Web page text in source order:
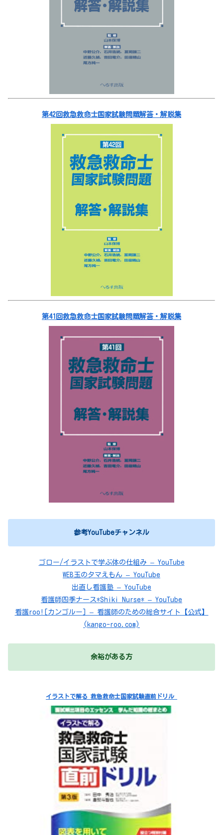
第42回救急救命士国家試験問題解答・解説集
第41回救急救命士国家試験問題解答・解説集
参考YouTubeチャンネル
ゴロー/イラストで学ぶ体の仕組み – YouTube
WEB玉のタマえもん – YouTube
出直し看護塾 – YouTube
看護師四季ナース*Shiki Nurse* – YouTube
看護roo![カンゴルー] – 看護師のための総合サイト【公式】
(kango-roo.com)
余裕がある方
イラストで解る 救急救命士国家試験直前ドリル